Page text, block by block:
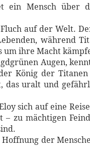
ein Mensch über
auf der Welt.
während
um ihre Macht
Augen,
König der
das uralt und
sich auf eine
zu mächtigen
der